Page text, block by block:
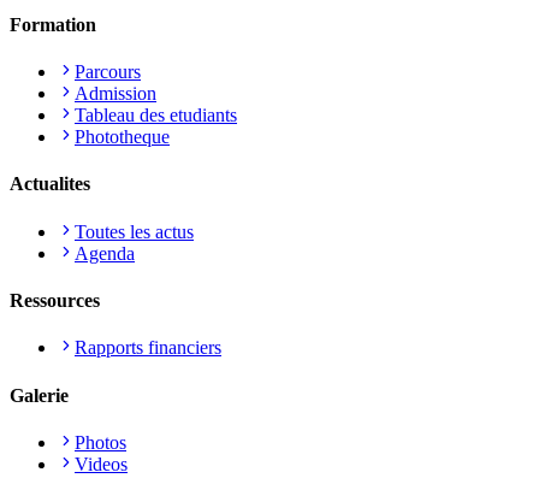
Formation
Parcours
Admission
Tableau des etudiants
Phototheque
Actualites
Toutes les actus
Agenda
Ressources
Rapports financiers
Galerie
Photos
Videos